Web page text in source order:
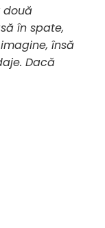
două
în spate,
însă
Dacă